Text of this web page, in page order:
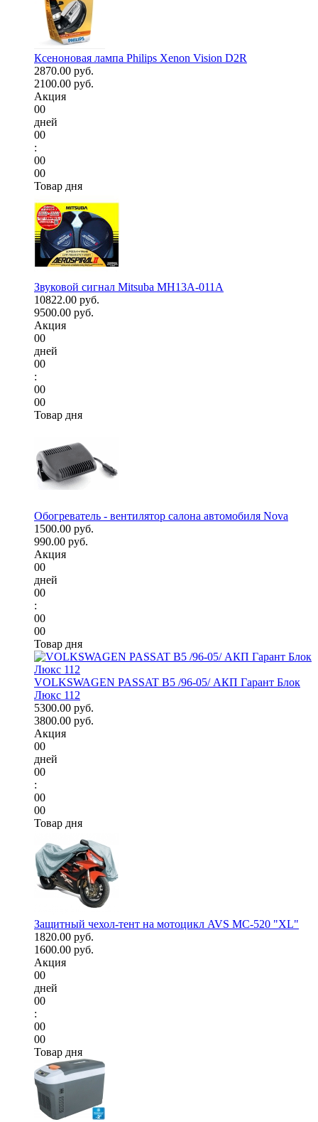
Ксеноновая лампа Philips Xenon Vision D2R
2870.00 руб.
2100.00 руб.
Акция
00
дней
00
:
00
00
Товар дня
Звуковой сигнал Mitsuba MH13A-011A
10822.00 руб.
9500.00 руб.
Акция
00
дней
00
:
00
00
Товар дня
Обогреватель - вентилятор салона автомобиля Nova
1500.00 руб.
990.00 руб.
Акция
00
дней
00
:
00
00
Товар дня
VOLKSWAGEN PASSAT B5 /96-05/ АКП Гарант Блок
Люкс 112
5300.00 руб.
3800.00 руб.
Акция
00
дней
00
:
00
00
Товар дня
Защитный чехол-тент на мотоцикл AVS МС-520 "XL"
1820.00 руб.
1600.00 руб.
Акция
00
дней
00
:
00
00
Товар дня